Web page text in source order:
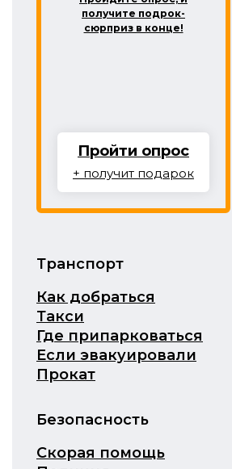
получите подрок-
сюрприз в конце!
Пройти опрос
+ получит подарок
Транспорт
Как добраться
Такси
Где припарковаться
Если эвакуировали
Прокат
Безопасность
Скорая помощь